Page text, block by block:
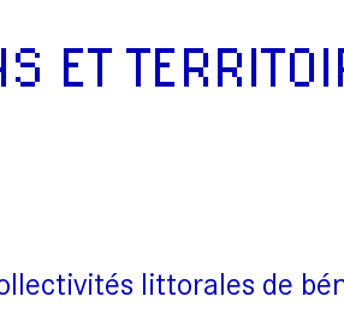
ET
littorales de